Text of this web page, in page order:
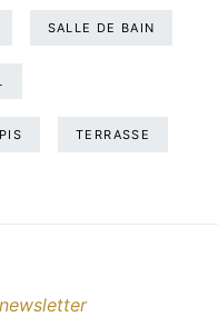
SALLE DE BAIN
TERRASSE